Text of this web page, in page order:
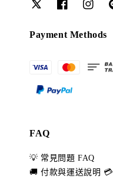
Payment Methods
FAQ
💡 常見問題 FAQ
🚚 付款與運送說明 💳